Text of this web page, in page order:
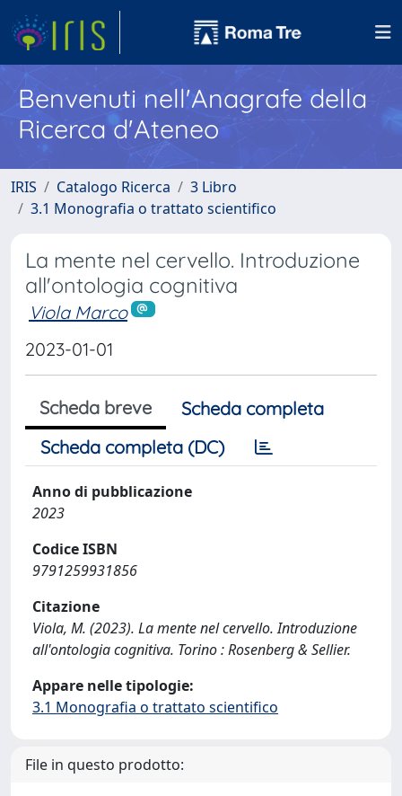
Benvenuti nell'Anagrafe della
Ricerca d'Ateneo
IRIS Catalogo Ricerca
3 Libro
3.1 Monografia o trattato scientifico
La mente nel cervello. Introduzione
all'ontologia cognitiva
Viola Marco
2023-01-01
Scheda breve
Scheda completa
Scheda completa (DC)
Anno di pubblicazione
2023
Codice ISBN
9791259931856
Citazione
Viola, M. (2023). La mente nel cervello. Introduzione
all'ontologia cognitiva. Torino : Rosenberg & Sellier.
Appare nelle tipologie:
3.1 Monografia o trattato scientifico
File in questo prodotto: